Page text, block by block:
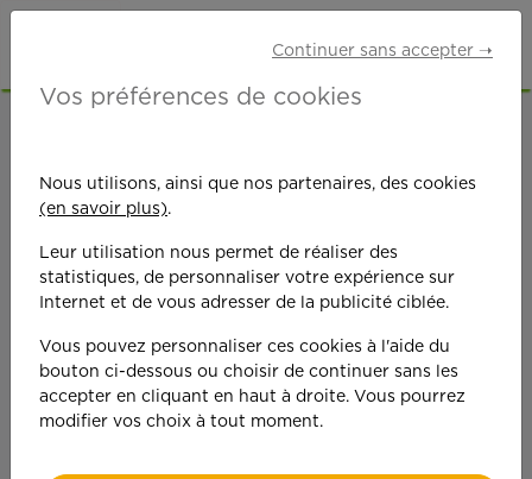
BRUAY-LA-BUISSIÈRE
On est toujours plus
Continuer sans accepter ➝
Vos préférences de cookies
Nous utilisons, ainsi que nos partenaires, des cookies
(en savoir plus).
Leur utilisation nous permet de réaliser des
statistiques, de personnaliser votre expérience sur
Internet et de vous adresser de la publicité ciblée.
Vous pouvez personnaliser ces cookies à l'aide du
bouton ci-dessous ou choisir de continuer sans les
accepter en cliquant en haut à droite. Vous pourrez
modifier vos choix à tout moment.